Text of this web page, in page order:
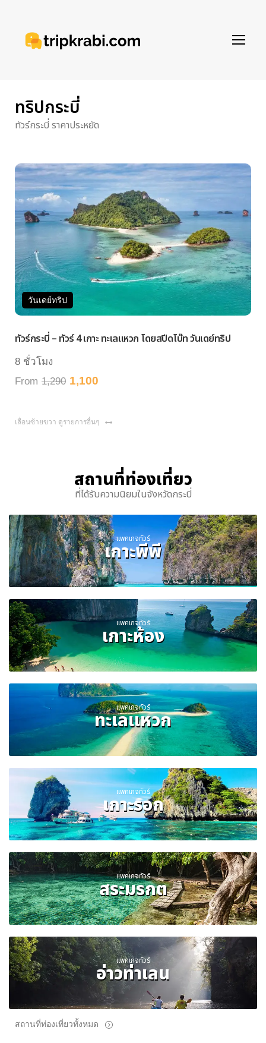
ทริปกระบี่
ทัวร์กระบี่ ราคาประหยัด
วันเดย์ทริป
กระบี่ – ทัวร์ 4 เกาะ ทะเลแหวก โดยสปีดโบ๊ท วันเดย์ทริป
วโมง
1,290 1,100
เลื่อนซ้ายขวา ดูรายการอื่นๆ
สถานที่ท่องเที่ยว
ที่ได้รับความนิยมในจังหวัดกระบี่
แพคเกจทัวร์
เกาะพีพี
แพคเกจทัวร์
เกาะห้อง
แพคเกจทัวร์
ทะเลแหวก
แพคเกจทัวร์
เกาะรอก
แพคเกจทัวร์
สระมรกต
แพคเกจทัวร์
อ่าวท่าเลน
สถานที่ท่องเที่ยวทั้งหมด